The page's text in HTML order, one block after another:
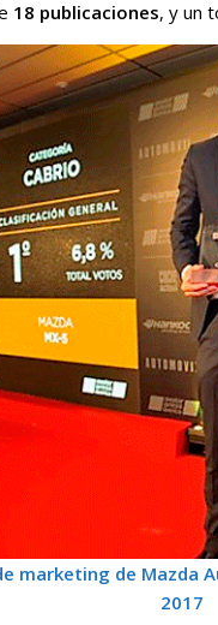
18 publicaciones, y un
marketing de Mazda
2017